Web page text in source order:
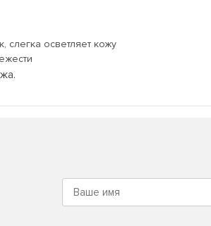
слегка осветляет кожу